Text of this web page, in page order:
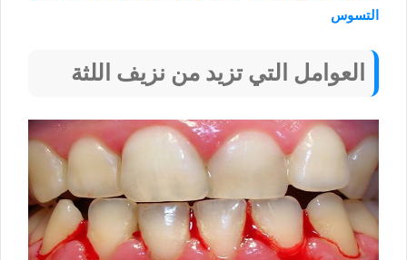
التسوس
العوامل التي تزيد من نزيف اللثة